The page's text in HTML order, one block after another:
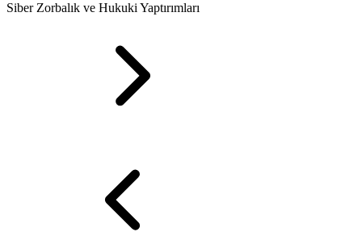
Siber Zorbalık ve Hukuki Yaptırımları